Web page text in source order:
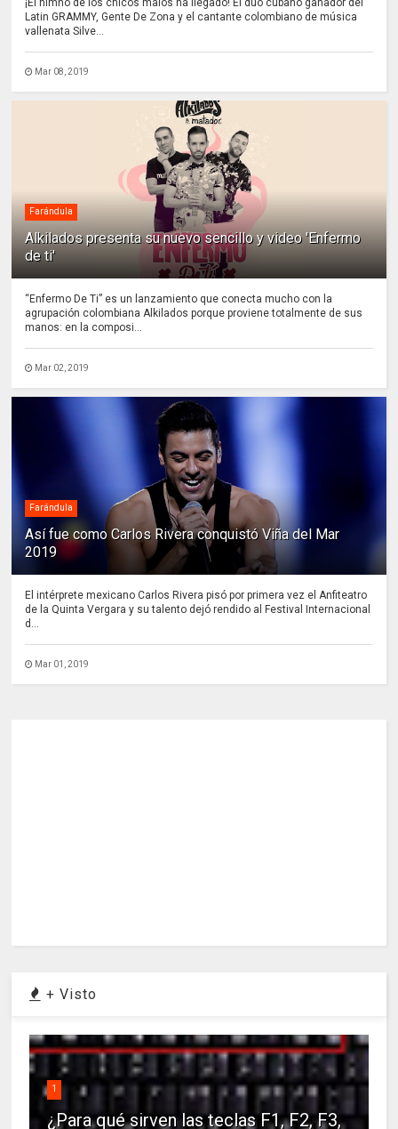
Latin GRAMMY, Gente De Zona y el cantante colombiano de música
vallenata Silve...
Mar 08, 2019
Farándula
Alkilados presenta su nuevo sencillo y video 'Enfermo
de ti'
“Enfermo De Ti” es un lanzamiento que conecta mucho con la
agrupación colombiana Alkilados porque proviene totalmente de sus
manos: en la composi...
Mar 02, 2019
Farándula
Así fue como Carlos Rivera conquistó Viña del Mar
2019
El intérprete mexicano Carlos Rivera pisó por primera vez el Anfiteatro
de la Quinta Vergara y su talento dejó rendido al Festival Internacional
d...
Mar 01, 2019
+ Visto
1
¿Para qué sirven las teclas F1, F2, F3,